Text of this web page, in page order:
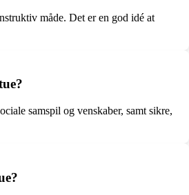
måde. Det er en god idé at
samspil og venskaber, samt sikre,